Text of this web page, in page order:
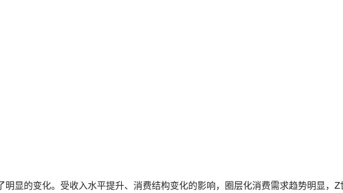
显的变化。受收入水平提升、消费结构变化的影响，圈层化消费需求趋势明显，Z